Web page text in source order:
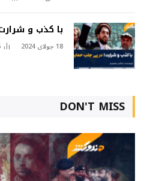
با کذب و
18 جولای 2024
DON'T MISS